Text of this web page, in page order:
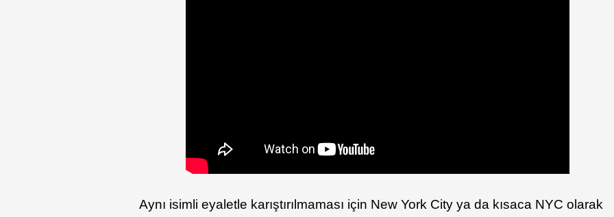
Aynı isimli eyaletle karıştırılmaması için New York City ya da kısaca NYC olarak